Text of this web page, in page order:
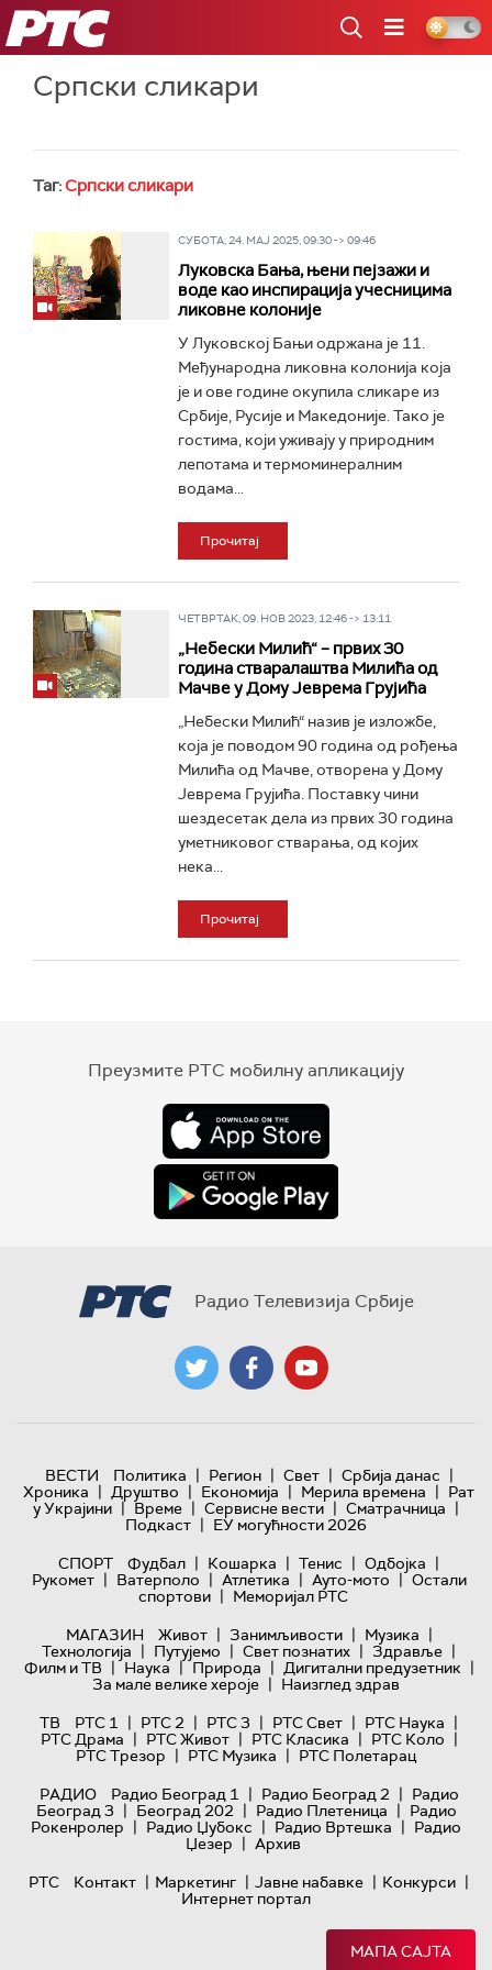
РТС
Српски сликари
Таг:Српски сликари
СУБОТА, 24. МАЈ 2025, 09:30 -> 09:46
Луковска Бања, њени пејзажи и
воде као инспирација учесницима
ликовне колоније
У Луковској Бањи одржана је 11.
Међународна ликовна колонија која
је и ове године окупила сликаре из
Србије, Русије и Македоније. Тако је
гостима, који уживају у природним
лепотама и термоминералним
водама...
Прочитај
ЧЕТВРТАК, 09. НОВ 2023, 12:46 -> 13:11
„Небески Милић“ – првих 30
година стваралаштва Милића од
Мачве у Дому Јеврема Грујића
„Небески Милић“ назив је изложбе,
која је поводом 90 година од рођења
Милића од Мачве, отворена у Дому
Јеврема Грујића. Поставку чини
шездесетак дела из првих 30 година
уметниковог стварања, од којих
нека...
Прочитај
Преузмите РТС мобилну апликацију
Радио Телевизија Србије
ВЕСТИ Политика | Регион | Свет | Србија данас |
Хроника | Друштво | Економија | Мерила времена | Рат
у Украјини | Време | Сервисне вести | Сматрачница |
Подкаст | ЕУ могућности 2026
СПОРТ
Фудбал | Кошарка | Тенис | Одбојка |
Рукомет | Ватерполо | Атлетика | Ауто-мото | Остали
спортови | Меморијал РТС
МАГАЗИН
Живот | Занимљивости | Музика |
Технологијa | Путујемо | Свет познатих | Здравље |
Филм и ТВ | Наука | Природа | Дигитални предузетник |
За мале велике хероје | Наизглед здрав
ТВ
РТС 1 | РТС 2 | РТС 3 | РТС Свет | РТС Наука |
РТС Драма | РТС Живот | РТС Класика | РТС Коло |
РТС Трезор | РТС Музика | РТС Полетарац
РАДИО
Радио Београд 1 | Радио Београд 2 | Радио
Београд 3 | Београд 202 | Радио Плетеница | Радио
Рокенролер | Радио Џубокс | Радио Вртешка | Радио
Џезер | Архив
РТС
Контакт | Маркетинг | Јавне набавке | Конкурси |
Интернет портал
МАПА САЈТА